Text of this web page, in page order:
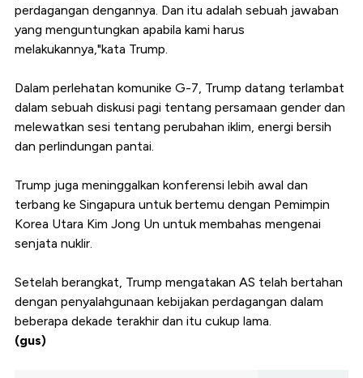
perdagangan dengannya. Dan itu adalah sebuah jawaban
yang menguntungkan apabila kami harus
melakukannya,"kata Trump.
Dalam perlehatan komunike G-7, Trump datang terlambat
dalam sebuah diskusi pagi tentang persamaan gender dan
melewatkan sesi tentang perubahan iklim, energi bersih
dan perlindungan pantai.
Trump juga meninggalkan konferensi lebih awal dan
terbang ke Singapura untuk bertemu dengan Pemimpin
Korea Utara Kim Jong Un untuk membahas mengenai
senjata nuklir.
Setelah berangkat, Trump mengatakan AS telah bertahan
dengan penyalahgunaan kebijakan perdagangan dalam
beberapa dekade terakhir dan itu cukup lama.
(gus)